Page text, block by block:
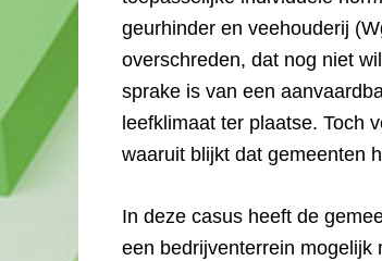
geurhinder en veehouderij
overschreden, dat nog niet
sprake is van een
leefklimaat ter plaatse. Toch
waaruit blijkt dat gemeenten
In deze casus heeft de
een bedrijventerrein mogelijk